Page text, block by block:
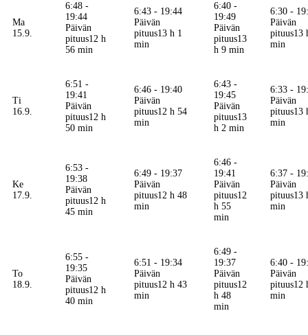
Ma
15.9.
6:48 -
19:44
Päivän
pituus12 h
56 min
6:43 - 19:44
Päivän
pituus13 h 1
min
6:40 -
19:49
Päivän
pituus13
h 9 min
6:30 -
Päivän
pituus13
min
Ti
16.9.
6:51 -
19:41
Päivän
pituus12 h
50 min
6:46 - 19:40
Päivän
pituus12 h 54
min
6:43 -
19:45
Päivän
pituus13
h 2 min
6:33 -
Päivän
pituus13
min
Ke
17.9.
6:53 -
19:38
Päivän
pituus12 h
45 min
6:49 - 19:37
Päivän
pituus12 h 48
min
6:46 -
19:41
Päivän
pituus12
h 55
min
6:37 -
Päivän
pituus13
min
To
18.9.
6:55 -
19:35
Päivän
pituus12 h
40 min
6:51 - 19:34
Päivän
pituus12 h 43
min
6:49 -
19:37
Päivän
pituus12
h 48
min
6:40 -
Päivän
pituus12
min